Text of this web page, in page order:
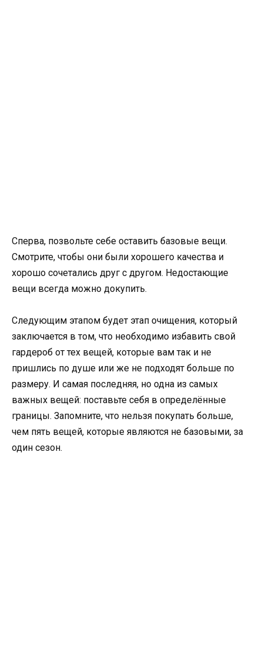
Сперва, позвольте себе оставить базовые вещи.
Смотрите, чтобы они были хорошего качества и
хорошо сочетались друг с другом. Недостающие
вещи всегда можно докупить.
Следующим этапом будет этап очищения, который
заключается в том, что необходимо избавить свой
гардероб от тех вещей, которые вам так и не
пришлись по душе или же не подходят больше по
размеру. И самая последняя, но одна из самых
важных вещей: поставьте себя в определённые
границы. Запомните, что нельзя покупать больше,
чем пять вещей, которые являются не базовыми, за
один сезон.